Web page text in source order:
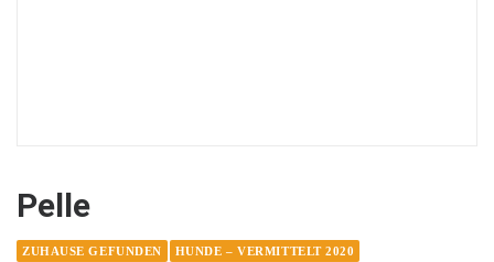
Pelle
ZUHAUSE GEFUNDEN HUNDE – VERMITTELT 2020